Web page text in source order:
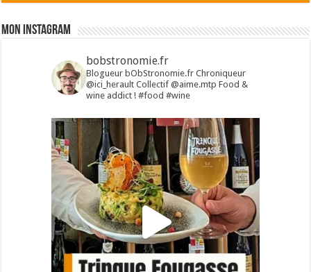
Mon Instagram
bobstronomie.fr
Blogueur bObStronomie.fr Chroniqueur
@ici_heraultCollectif @aime.mtp Food &
wine addict !#food #wine